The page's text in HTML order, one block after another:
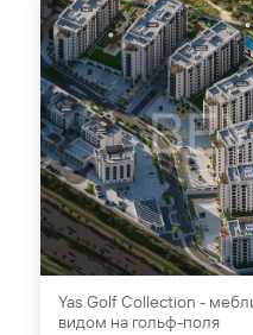
Yas Golf Collection -
видом на гольф-поля